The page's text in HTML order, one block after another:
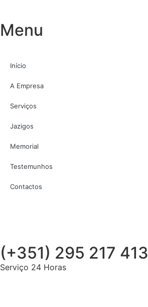
Menu
Início
A Empresa
Serviços
Jazigos
Memorial
Testemunhos
Contactos
(+351) 295 217 413
Serviço 24 Horas